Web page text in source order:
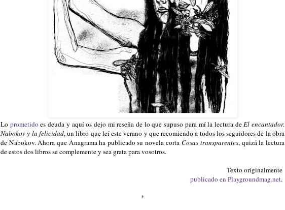
Lo prometido es deuda y aquí os dejo mi reseña de lo que supuso para mí la lectura deEl encantador.
Nabokov y la felicidad, un libro que leí este verano y que recomiendo a todos los seguidores de la obra
de Nabokov. Ahora que Anagrama ha publicado su novela corta Cosas transparentes, quizá la lectura
de estos dos libros se complemente y sea grata para vosotros.
Texto originalmente
publicado en Playgroundmag.net.
*